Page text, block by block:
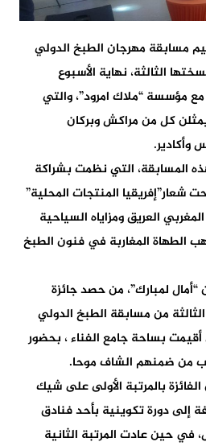
مسابقة مهرجان الطبخ الدولي
الثالثة، نهاية الأسبوع
مؤسسة “ملاك امرود”، والتي
كل من مراكش وبركان
وأكادير.
المسابقة، التي نظمت بشراكة
المنتجات المحلية”
العريق ومزاياه السياحية
الطهاة المغاربة في فنون الطبخ
لمبارك”، من حصد جائزة
من مسابقة الطبخ الدولي
أقيمت بساحة جامع الفناء ، بحضور
من ضمنهم الشاف موحا.
بالمرتبة الأولى على شيك
إلى دورة تكوينية بأحد فنادق
حين عادت المرتبة الثانية